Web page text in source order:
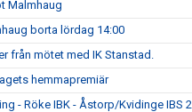
Malmhaug
borta lördag 14:00
från mötet med IK Stanstad.
hemmapremiär
- Röke IBK - Åstorp/Kvidinge IBS